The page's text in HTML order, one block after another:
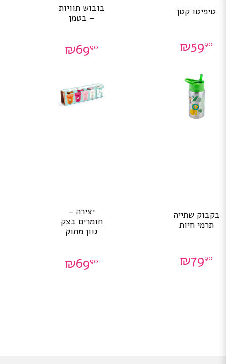
טיפיטו קטן
₪5990
בובוש תוויות
– בטמן
₪6990
בקבוק שתייה
תרמי חיות
₪7990
יצירה –
חומרים בצק
גוון מתוק
₪6990